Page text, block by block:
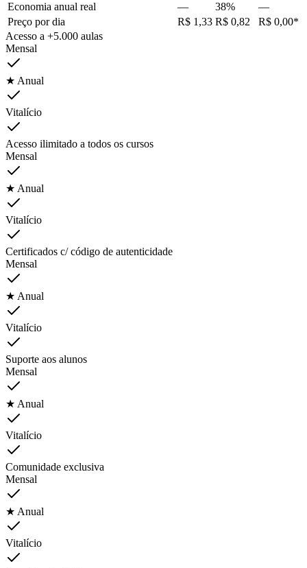
Economia anual real
— 38%
—
Preço por dia
R$ 1,33 R$ 0,82
R$ 0,00*
Acesso a +5.000 aulas
Mensal
★ Anual
Vitalício
Acesso ilimitado a todos os cursos
Mensal
★ Anual
Vitalício
Certificados c/ código de autenticidade
Mensal
★ Anual
Vitalício
Suporte aos alunos
Mensal
★ Anual
Vitalício
Comunidade exclusiva
Mensal
★ Anual
Vitalício